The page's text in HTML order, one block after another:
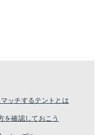
ッチするテントとは
を確認しておこう
Amazonで詳細を見る
楽天で詳細を見る